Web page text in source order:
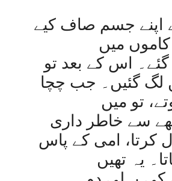
اپنے جسم صاف کیے
کاموں میں
اس کے بعد تو
لگ گئیں۔ جب چچا
تو میں
سے خاطر داری
کرتا، امی کے پاس
یہ تھیں